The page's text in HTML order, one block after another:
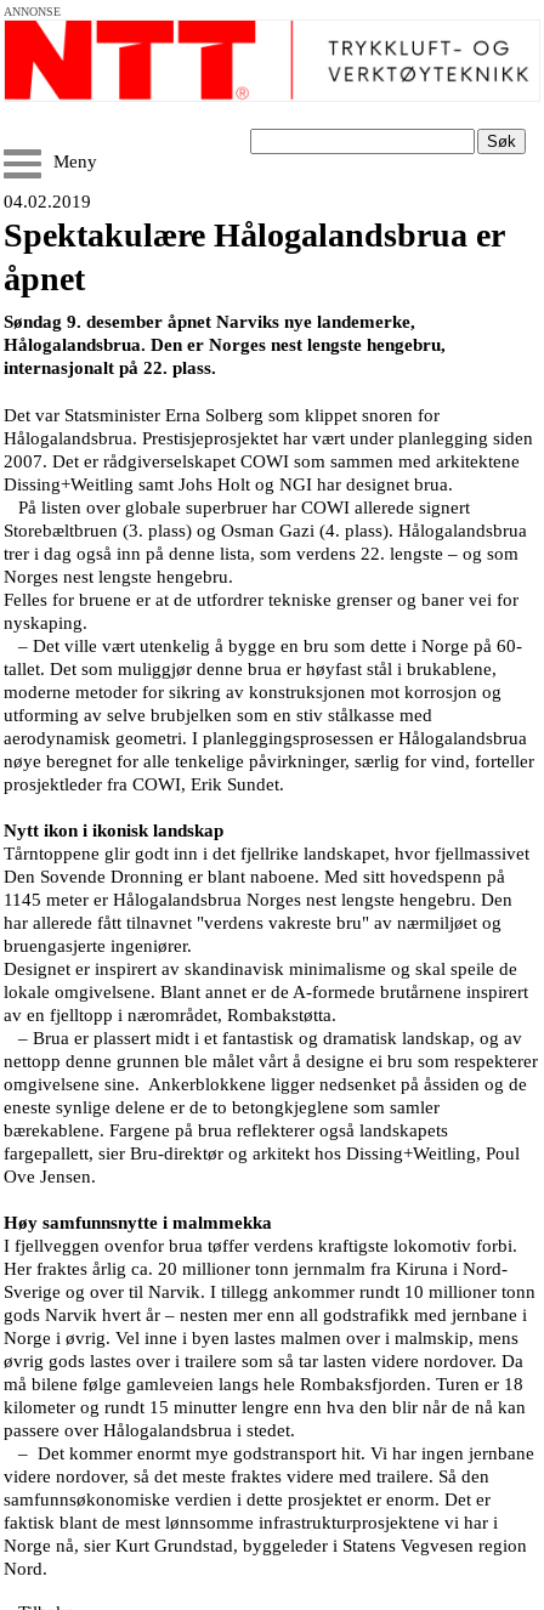
ANNONSE
Søk
Meny
04.02.2019
Spektakulære Hålogalandsbrua er
åpnet
Søndag 9. desember åpnet Narviks nye landemerke,
Hålogalandsbrua. Den er Norges nest lengste hengebru,
internasjonalt på 22. plass.
Det var Statsminister Erna Solberg som klippet snoren for
Hålogalandsbrua. Prestisjeprosjektet har vært under planlegging siden
2007. Det er rådgiverselskapet COWI som sammen med arkitektene
Dissing+Weitling samt Johs Holt og NGI har designet brua.
På listen over globale superbruer har COWI allerede signert
Storebæltbruen (3. plass) og Osman Gazi (4. plass). Hålogalandsbrua
trer i dag også inn på denne lista, som verdens 22. lengste – og som
Norges nest lengste hengebru.
Felles for bruene er at de utfordrer tekniske grenser og baner vei for
nyskaping.
– Det ville vært utenkelig å bygge en bru som dette i Norge på 60-
tallet. Det som muliggjør denne brua er høyfast stål i brukablene,
moderne metoder for sikring av konstruksjonen mot korrosjon og
utforming av selve brubjelken som en stiv stålkasse med
aerodynamisk geometri. I planleggingsprosessen er Hålogalandsbrua
nøye beregnet for alle tenkelige påvirkninger, særlig for vind, forteller
prosjektleder fra COWI, Erik Sundet.
Nytt ikon i ikonisk landskap
Tårntoppene glir godt inn i det fjellrike landskapet, hvor fjellmassivet
Den Sovende Dronning er blant naboene. Med sitt hovedspenn på
1145 meter er Hålogalandsbrua Norges nest lengste hengebru. Den
har allerede fått tilnavnet "verdens vakreste bru" av nærmiljøet og
bruengasjerte ingeniører.
Designet er inspirert av skandinavisk minimalisme og skal speile de
lokale omgivelsene. Blant annet er de A-formede brutårnene inspirert
av en fjelltopp i nærområdet, Rombakstøtta.
– Brua er plassert midt i et fantastisk og dramatisk landskap, og av
nettopp denne grunnen ble målet vårt å designe ei bru som respekterer
omgivelsene sine. Ankerblokkene ligger nedsenket på åssiden og de
eneste synlige delene er de to betongkjeglene som samler
bærekablene. Fargene på brua reflekterer også landskapets
fargepallett, sier Bru-direktør og arkitekt hos Dissing+Weitling, Poul
Ove Jensen.
Høy samfunnsnytte i malmmekka
I fjellveggen ovenfor brua tøffer verdens kraftigste lokomotiv forbi.
Her fraktes årlig ca. 20 millioner tonn jernmalm fra Kiruna i Nord-
Sverige og over til Narvik. I tillegg ankommer rundt 10 millioner tonn
gods Narvik hvert år – nesten mer enn all godstrafikk med jernbane i
Norge i øvrig. Vel inne i byen lastes malmen over i malmskip, mens
øvrig gods lastes over i trailere som så tar lasten videre nordover. Da
må bilene følge gamleveien langs hele Rombaksfjorden. Turen er 18
kilometer og rundt 15 minutter lengre enn hva den blir når de nå kan
passere over Hålogalandsbrua i stedet.
– Det kommer enormt mye godstransport hit. Vi har ingen jernbane
videre nordover, så det meste fraktes videre med trailere. Så den
samfunnsøkonomiske verdien i dette prosjektet er enorm. Det er
faktisk blant de mest lønnsomme infrastrukturprosjektene vi har i
Norge nå, sier Kurt Grundstad, byggeleder i Statens Vegvesen region
Nord.